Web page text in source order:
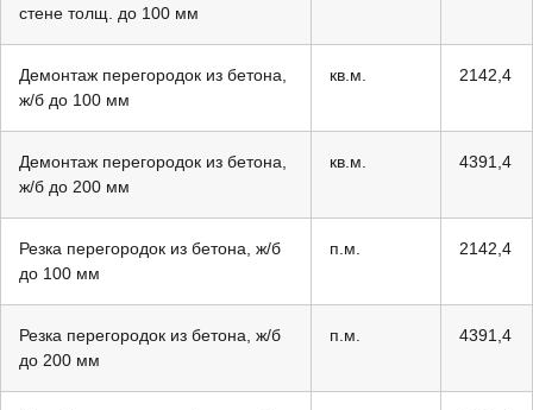
стене толщ. до 100 мм
Демонтаж перегородок из бетона,
ж/б до 100 мм
кв.м. 2142,4
Демонтаж перегородок из бетона,
ж/б до 200 мм
кв.м. 4391,4
Резка перегородок из бетона, ж/б
до 100 мм
п.м. 2142,4
Резка перегородок из бетона, ж/б
до 200 мм
п.м. 4391,4